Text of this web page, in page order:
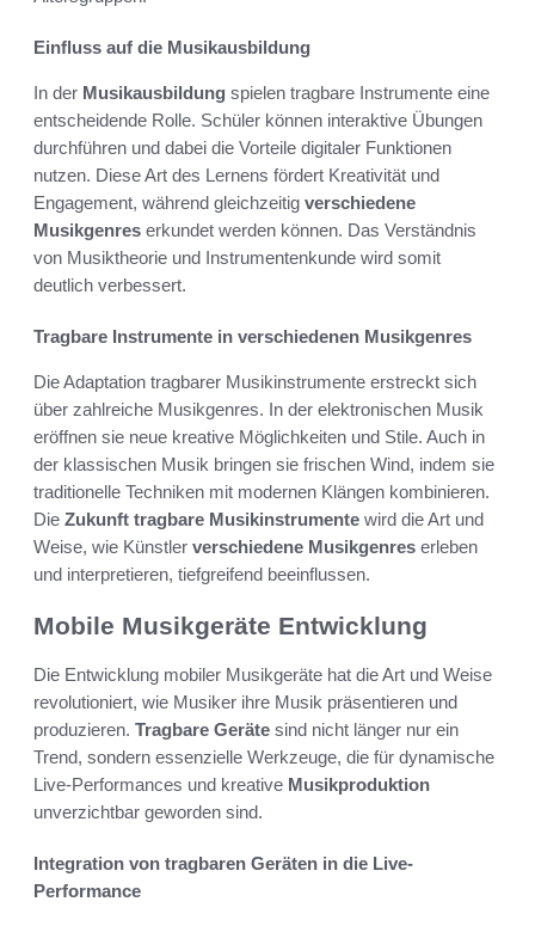
Einfluss auf die Musikausbildung
In der Musikausbildung spielen tragbare Instrumente eine
entscheidende Rolle. Schüler können interaktive Übungen
durchführen und dabei die Vorteile digitaler Funktionen
nutzen. Diese Art des Lernens fördert Kreativität und
Engagement, während gleichzeitig verschiedene
Musikgenres erkundet werden können. Das Verständnis
von Musiktheorie und Instrumentenkunde wird somit
deutlich verbessert.
Tragbare Instrumente in verschiedenen Musikgenres
Die Adaptation tragbarer Musikinstrumente erstreckt sich
über zahlreiche Musikgenres. In der elektronischen Musik
eröffnen sie neue kreative Möglichkeiten und Stile. Auch in
der klassischen Musik bringen sie frischen Wind, indem sie
traditionelle Techniken mit modernen Klängen kombinieren.
Die Zukunft tragbare Musikinstrumente wird die Art und
Weise, wie Künstler verschiedene Musikgenres erleben
und interpretieren, tiefgreifend beeinflussen.
Mobile Musikgeräte Entwicklung
Die Entwicklung mobiler Musikgeräte hat die Art und Weise
revolutioniert, wie Musiker ihre Musik präsentieren und
produzieren. Tragbare Geräte sind nicht länger nur ein
Trend, sondern essenzielle Werkzeuge, die für dynamische
Live-Performances und kreative Musikproduktion
unverzichtbar geworden sind.
Integration von tragbaren Geräten in die Live-
Performance